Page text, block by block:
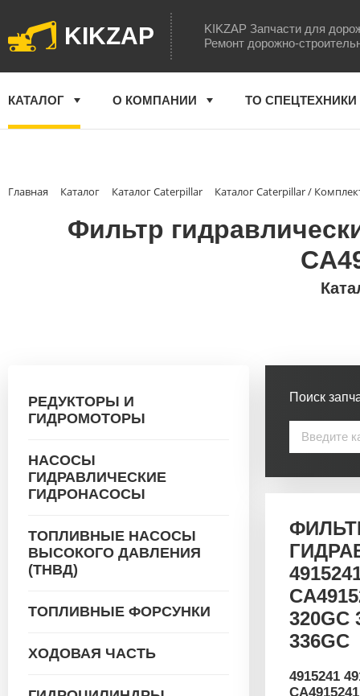
KIKZAP
KIKZAP Запчасти для
Ремонт дорожно-
КАТАЛОГ О КОМПАНИИ ТО СПЕЦТЕХНИКИ
Главная Каталог Каталог Caterpillar Каталог Caterpillar /
Фильтр
РЕДУКТОРЫ И
ГИДРОМОТОРЫ
НАСОСЫ
ГИДРАВЛИЧЕСКИЕ
ГИДРОНАСОСЫ
ТОПЛИВНЫЕ НАСОСЫ
ВЫСОКОГО ДАВЛЕНИЯ
(ТНВД)
ТОПЛИВНЫЕ ФОРСУНКИ
ХОДОВАЯ ЧАСТЬ
Поиск
320GC
336GC
4915241
СА4915241